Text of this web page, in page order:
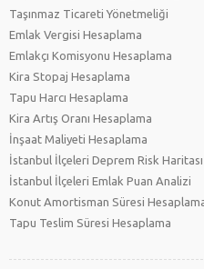
Taşınmaz Ticareti Yönetmeliği
Emlak Vergisi Hesaplama
Emlakçı Komisyonu Hesaplama
Kira Stopaj Hesaplama
Tapu Harcı Hesaplama
Kira Artış Oranı Hesaplama
İnşaat Maliyeti Hesaplama
İstanbul İlçeleri Deprem Risk Haritası
İstanbul İlçeleri Emlak Puan Analizi
Konut Amortisman Süresi
Tapu Teslim Süresi Hesaplama